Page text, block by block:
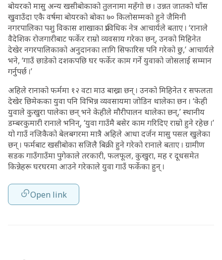
बोयरको मासु अन्य खसीबोकाको तुलनामा महँगो छ । उन्नत जातको घाँस
खुवाउँदा एकै वर्षमा बोयरको बोका ७० किलोसम्मको हुने जैमिनी
नगरपालिका पशु विकास शाखाका प्राविधिक नेत्र आचार्यले बताए । ‘रानाले
वैदेशिक रोजगारीबाट फर्केर राम्रो व्यवसाय गरेका छन्, उनको मिहिनेत
देखेर नगरपालिकाको अनुदानका लागि सिफारिस पनि गरेको छु,’ आचार्यले
भने, ‘गाउँ छाडेको दशकपछि घर फर्केर काम गर्ने युवाको जोसलाई सम्मान
गर्नुपर्छ ।’
अहिले रानाको फर्ममा १२ वटा माउ बाख्रा छन् । उनको मिहिनेत र सफलता
देखेर छिमेकका युवा पनि विभिन्न व्यवसायमा जोडिन थालेका छन । ‘केही
युवाले कुखुरा पालेका छन् भने केहीले मौरीपालन थालेका छन्,’ स्थानीय
डम्बरकुमारी रानाले भनिन्, ‘युवा गाउँमै बसेर काम गरिदिए राम्रो हुने रहेछ ।’
यो गाउँ नजिकैको बेलबगरमा मात्रै अहिले आधा दर्जन मासु पसल खुलेका
छन् । फर्मबाट खसीबोका सजिलै बिक्री हुने गरेको रानाले बताए । ग्रामीण
सडक गाउँगाउँमा पुगेकाले तरकारी, फलफूल, कुखुरा, मह र दूधसमेत
किन्नेहरू घरघरमा आउने गरेकाले युवा गाउँ फर्केका हुन् ।
Open link